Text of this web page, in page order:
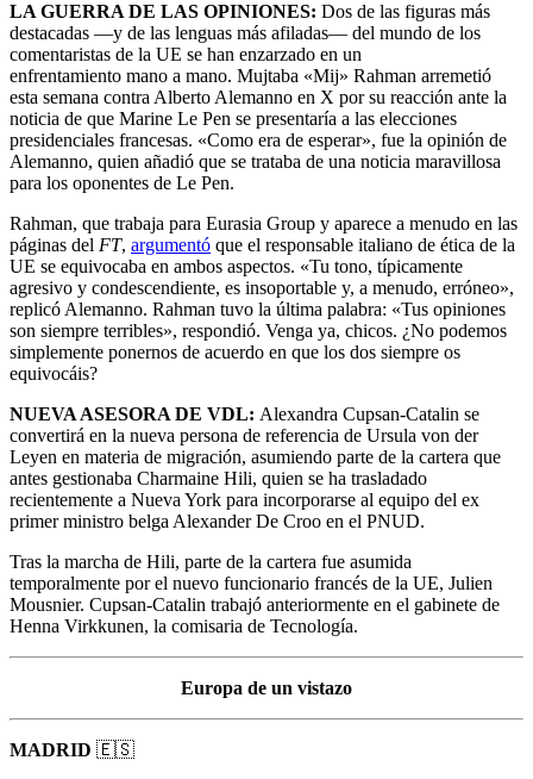
LA GUERRA DE LAS OPINIONES: Dos de las figuras más
destacadas —y de las lenguas más afiladas— del mundo de los
comentaristas de la UE se han enzarzado en un
enfrentamiento mano a mano. Mujtaba «Mij» Rahman arremetió
esta semana contra Alberto Alemanno en X por su reacción ante la
noticia de que Marine Le Pen se presentaría a las elecciones
presidenciales francesas. «Como era de esperar», fue la opinión de
Alemanno, quien añadió que se trataba de una noticia maravillosa
para los oponentes de Le Pen.
Rahman, que trabaja para Eurasia Group y aparece a menudo en las
páginas del FT, argumentó que el responsable italiano de ética de la
UE se equivocaba en ambos aspectos. «Tu tono, típicamente
agresivo y condescendiente, es insoportable y, a menudo, erróneo»,
replicó Alemanno. Rahman tuvo la última palabra: «Tus opiniones
son siempre terribles», respondió. Venga ya, chicos. ¿No podemos
simplemente ponernos de acuerdo en que los dos siempre os
equivocáis?
NUEVA ASESORA DE VDL: Alexandra Cupsan-Catalin se
convertirá en la nueva persona de referencia de Ursula von der
Leyen en materia de migración, asumiendo parte de la cartera que
antes gestionaba Charmaine Hili, quien se ha trasladado
recientemente a Nueva York para incorporarse al equipo del ex
primer ministro belga Alexander De Croo en el PNUD.
Tras la marcha de Hili, parte de la cartera fue asumida
temporalmente por el nuevo funcionario francés de la UE, Julien
Mousnier. Cupsan-Catalin trabajó anteriormente en el gabinete de
Henna Virkkunen, la comisaria de Tecnología.
Europa de un vistazo
MADRID 🇪🇸